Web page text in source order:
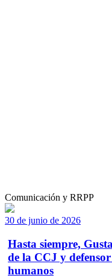
Comunicación y RRPP
30 de junio de 2026
Hasta siempre,
de la CCJ y
humanos